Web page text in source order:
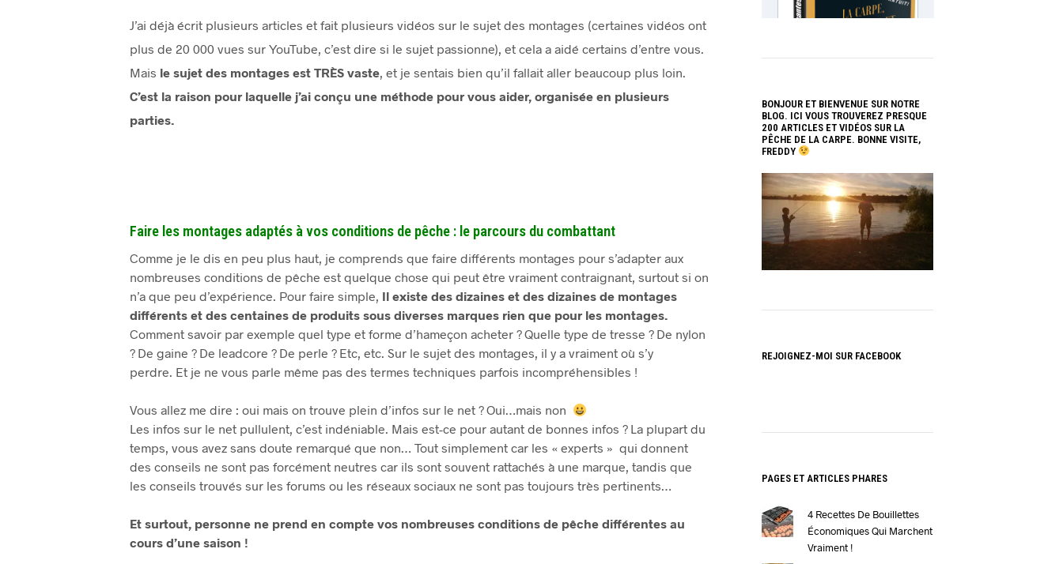
J’ai déjà écrit plusieurs articles et fait plusieurs vidéos sur le sujet des montages (certaines vidéos ont
plus de 20 000 vues sur YouTube, c’est dire si le sujet passionne), et cela a aidé certains d’entre vous.
Mais le sujet des montages est TRÈS vaste, et je sentais bien qu’il fallait aller beaucoup plus loin.
C’est la raison pour laquelle j’ai conçu une méthode pour vous aider, organisée en plusieurs
parties.
Faire les montages adaptés à vos conditions de pêche : le parcours du combattant
Comme je le dis en peu plus haut, je comprends que faire différents montages pour s’adapter aux
nombreuses conditions de pêche est quelque chose qui peut être vraiment contraignant, surtout si on
n’a que peu d’expérience. Pour faire simple, Il existe des dizaines et des dizaines de montages
différents et des centaines de produits sous diverses marques rien que pour les montages.
Comment savoir par exemple quel type et forme d’hameçon acheter ? Quelle type de tresse ? De nylon
? De gaine ? De leadcore ? De perle ? Etc, etc. Sur le sujet des montages, il y a vraiment où s’y
perdre. Et je ne vous parle même pas des termes techniques parfois incompréhensibles !
Vous allez me dire : oui mais on trouve plein d’infos sur le net ? Oui…mais non
Les infos sur le net pullulent, c’est indéniable. Mais est-ce pour autant de bonnes infos ? La plupart du
temps, vous avez sans doute remarqué que non… Tout simplement car les « experts » qui donnent
des conseils ne sont pas forcément neutres car ils sont souvent rattachés à une marque, tandis que
les conseils trouvés sur les forums ou les réseaux sociaux ne sont pas toujours très pertinents…
Et surtout, personne ne prend en compte vos nombreuses conditions de pêche différentes au
cours d’une saison !
BONJOUR ET BIENVENUE SUR NOTRE
BLOG. ICI VOUS TROUVEREZ PRESQUE
200 ARTICLES ET VIDÉOS SUR LA
PÊCHE DE LA CARPE. BONNE VISITE,
FREDDY
REJOIGNEZ-MOI SUR FACEBOOK
PAGES ET ARTICLES PHARES
4 Recettes De Bouillettes
Économiques Qui Marchent
Vraiment !